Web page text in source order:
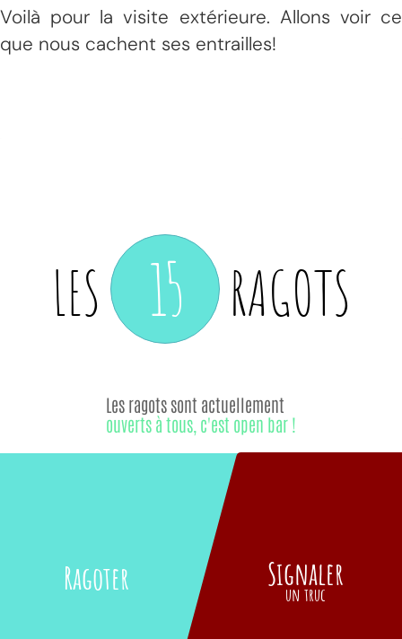
Voilà pour la visite extérieure. Allons voir ce
que nous cachent ses entrailles!
LES 15 RAGOTS
Ragoter
Les ragots sont actuellement
ouverts à tous, c'est open bar !
Signaler
un truc